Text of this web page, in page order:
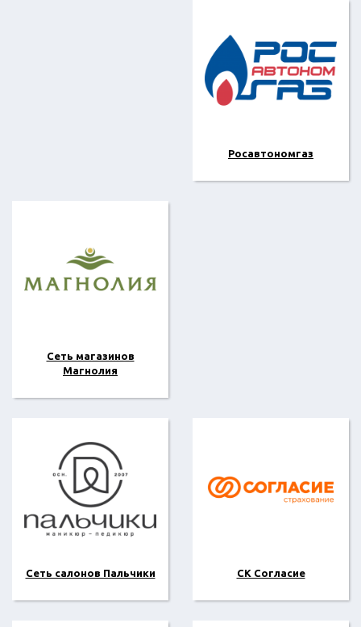
Росавтономгаз
Сеть магазинов
Магнолия
Сеть салонов Пальчики СК Согласие